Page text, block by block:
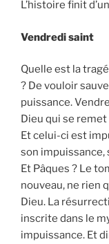
L’histoire finit
Vendredi saint
Quelle est la
? De vouloir
puissance.
Dieu qui se remet
Et celui-ci est
son impuissance,
Et Pâques ? Le
nouveau, ne rien
Dieu. La
inscrite dans le
impuissance. Et